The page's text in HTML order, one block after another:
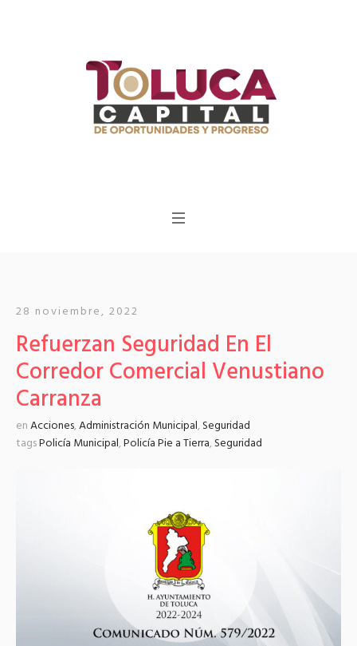
28 noviembre, 2022
Refuerzan Seguridad En El
Corredor Comercial Venustiano
Carranza
enAcciones,Administración Municipal,Seguridad
tagsPolicía Municipal,Policía Pie a Tierra,Seguridad